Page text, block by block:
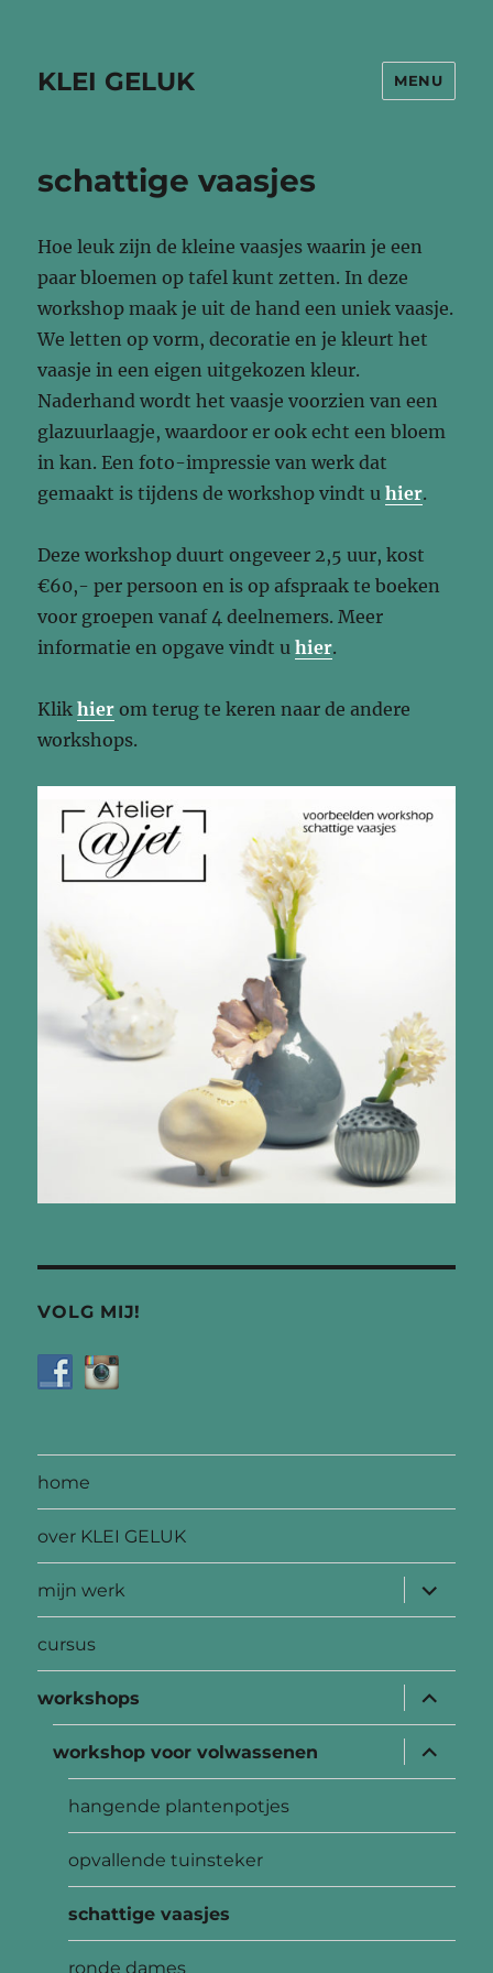
KLEI GELUK MENU
schattige vaasjes
Hoe leuk zijn de kleine vaasjes waarin je een
paar bloemen op tafel kunt zetten. In deze
workshop maak je uit de hand een uniek vaasje.
We letten op vorm, decoratie en je kleurt het
vaasje in een eigen uitgekozen kleur.
Naderhand wordt het vaasje voorzien van een
glazuurlaagje, waardoor er ook echt een bloem
in kan. Een foto-impressie van werk dat
gemaakt is tijdens de workshop vindt uhier.
Deze workshop duurt ongeveer 2,5 uur, kost
€60,- per persoon en is op afspraak te boeken
voor groepen vanaf 4 deelnemers. Meer
informatie en opgave vindt uhier.
Klikhier om terug te keren naar de andere
workshops.
VOLG MIJ!
home
over KLEI GELUK
mijn werk
cursus
workshops
workshop voor volwassenen
hangende plantenpotjes
opvallende tuinsteker
schattige vaasjes
ronde dames